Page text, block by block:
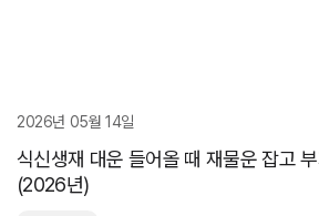
2026년 05월 14일
식신생재 대운 들어올 때 재물운 잡고
(2026년)